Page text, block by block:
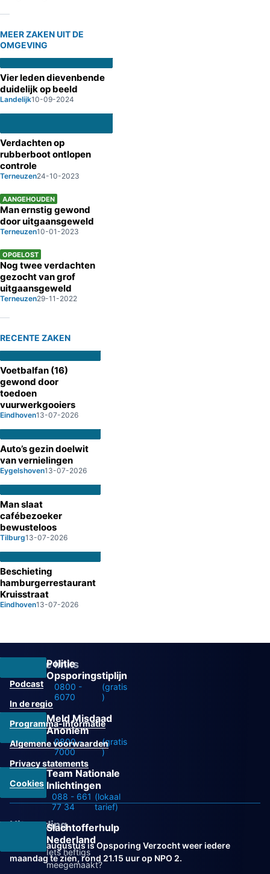
MEER ZAKEN UIT DE
OMGEVING
Vier leden dievenbende
duidelijk op beeld
Landelijk10-09-2024
Verdachten op
rubberboot ontlopen
controle
Terneuzen24-10-2023
AANGEHOUDEN
Man ernstig gewond
door uitgaansgeweld
Terneuzen10-01-2023
OPGELOST
Nog twee verdachten
gezocht van grof
uitgaansgeweld
Terneuzen29-11-2022
RECENTE ZAKEN
Voetbalfan (16)
gewond door
toedoen
vuurwerkgooiers
Eindhoven13-07-2026
Auto’s gezin doelwit
van vernielingen
Eygelshoven13-07-2026
Man slaat
cafébezoeker
bewusteloos
Tilburg13-07-2026
Beschieting
hamburgerrestaurant
Kruisstraat
Eindhoven13-07-2026
Politie
Opsporingstiplijn
0800 -
6070
(gratis
)
Meld Misdaad
Anoniem
0800 -
7000
(gratis
)
Team Nationale
Inlichtingen
088 - 661
77 34
(lokaal
tarief)
Slachtofferhulp
Nederland
Iets heftigs
meegemaakt?
Overige links
Podcast
In de regio
Programma-informatie
Algemene voorwaarden
Privacy statements
Cookies
Uitzending
Vanaf 31 augustus is Opsporing Verzocht weer iedere
maandag te zien, rond 21.15 uur op NPO 2.